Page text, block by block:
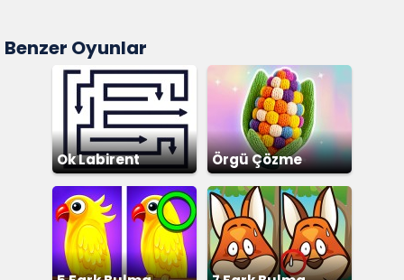
Benzer Oyunlar
Ok Labirent
Bulmaca
Örgü Çözme